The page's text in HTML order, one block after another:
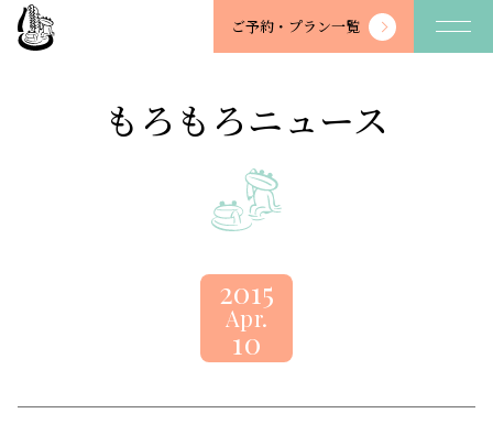
望
川
ご予約・ プラン一覧
もろもろニュース
2015
Apr.
10